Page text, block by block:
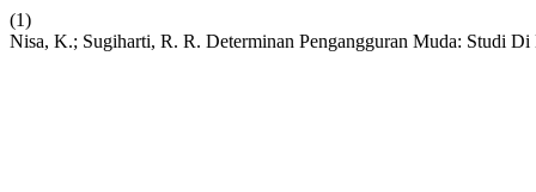
(1)
Nisa, K.; Sugiharti, R. R. Determinan Pengangguran Muda: Studi